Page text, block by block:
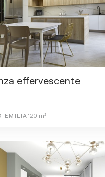
effervescente
EMILIA 120 m²